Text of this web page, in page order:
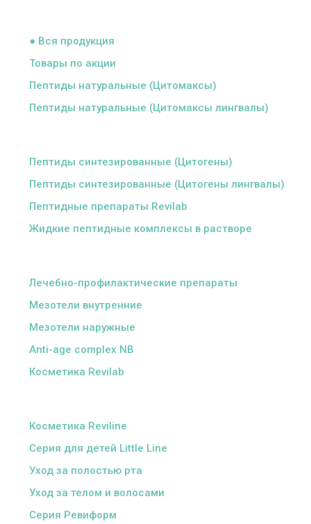
● Вся продукция
Товары по акции
Пептиды натуральные (Цитомаксы)
Пептиды натуральные (Цитомаксы лингвалы)
Пептиды синтезированные (Цитогены)
Пептиды синтезированные (Цитогены лингвалы)
Пептидные препараты Revilab
Жидкие пептидные комплексы в растворе
Лечебно-профилактические препараты
Мезотели внутренние
Мезотели наружные
Anti-age complex NB
Косметика Revilab
Косметика Reviline
Серия для детей Little Line
Уход за полостью рта
Уход за телом и волосами
Серия Ревиформ